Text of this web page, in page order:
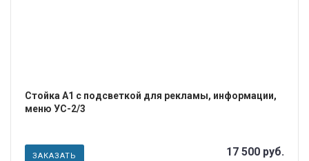
Стойка А1 с подсветкой для рекламы, информации,
меню УС-2/3
ЗАКАЗАТЬ 17 500 руб.